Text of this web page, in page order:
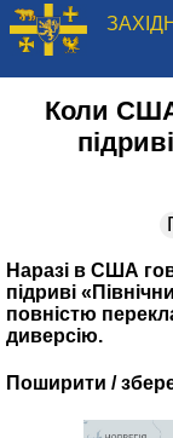
Коли
Наразі в США
підриві
повністю
диверсію.
Поширити /